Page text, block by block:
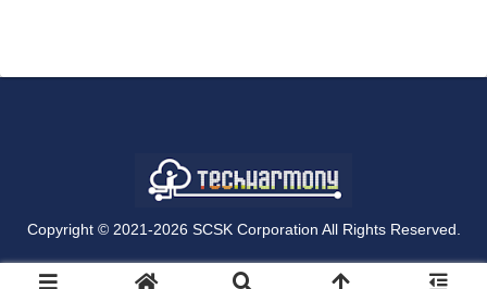
Copyright © 2021-2026 SCSK Corporation All Rights Reserved.